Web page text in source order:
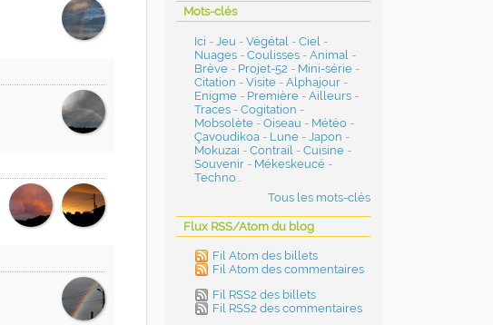
Mots-clés
Ici - Jeu - Végétal - Ciel -
Nuages - Coulisses - Animal -
Brève - Projet-52 - Mini-série -
Citation - Visite - Alphajour -
Enigme - Première - Ailleurs -
Traces - Cogitation -
Mobsolète - Oiseau - Météo -
Çavoudikoa - Lune - Japon -
Mokuzai - Contrail - Cuisine -
Souvenir - Mékeskeucé -
Techno...
Tous les mots-clés
Flux RSS/Atom du blog
Fil Atom des billets
Fil Atom des commentaires
Fil RSS2 des billets
Fil RSS2 des commentaires